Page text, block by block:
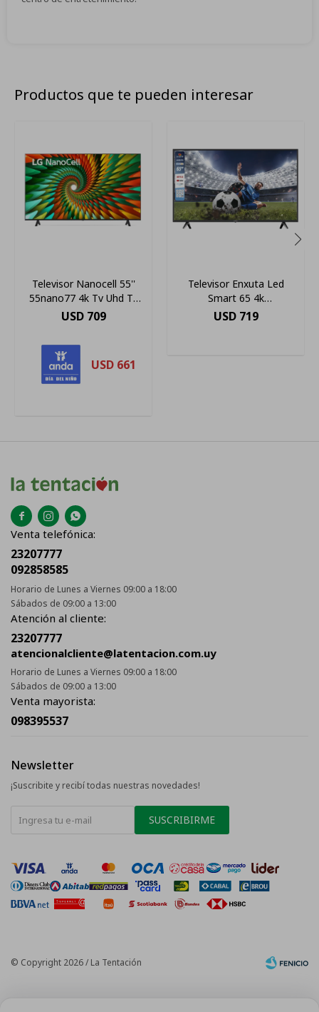
Productos que te pueden interesar
Televisor Nanocell 55''
55nano77 4k Tv Uhd Tv
Smart Tv
USD 709
USD 661
Televisor Enxuta Led
Smart 65 4k
Ledenx1265sdf4kl
USD 719
  
Venta telefónica:
23207777
092858585
Horario de Lunes a Viernes 09:00 a 18:00
Sábados de 09:00 a 13:00
Atención al cliente:
23207777
atencionalcliente@latentacion.com.uy
Horario de Lunes a Viernes 09:00 a 18:00
Sábados de 09:00 a 13:00
Venta mayorista:
098395537
Newsletter
¡Suscribite y recibí todas nuestras novedades!
SUSCRIBIRME
© Copyright 2026 / La Tentación